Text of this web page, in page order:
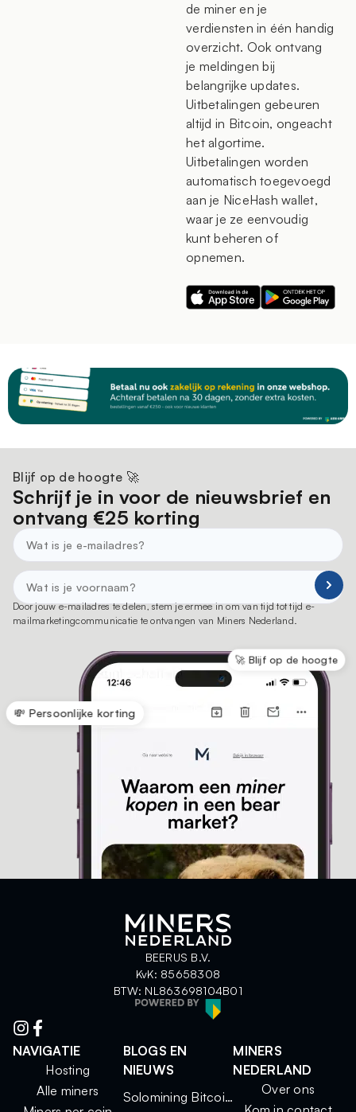
de miner en je
verdiensten in één handig
overzicht. Ook ontvang
je meldingen bij
belangrijke updates.
Uitbetalingen gebeuren
altijd in Bitcoin, ongeacht
het algortime.
Uitbetalingen worden
automatisch toegevoegd
aan je NiceHash wallet,
waar je ze eenvoudig
kunt beheren of
opnemen.
Blijf op de hoogte 🚀
Schrijf je in voor de nieuwsbrief en
ontvang €25 korting
Door jouw e-mailadres te delen, stem je ermee in om van tijd tot tijd e-
mailmarketingcommunicatie te ontvangen van Miners Nederland.
💸 Persoonlijke korting
🚀 Blijf op de hoogte
BEERUS B.V.
KvK: 85658308
BTW: NL863698104B01
NAVIGATIE
Hosting
Alle miners
BLOGS EN
NIEUWS
Solomining Bitcoin 2025: kleine miners, grote kansen
MINERS
NEDERLAND
Over ons